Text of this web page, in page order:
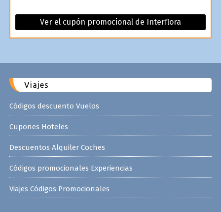
Ver el cupón promocional de Interflora
Viajes
Códigos descuento Vuelos
Cupones Hoteles
Descuentos Alquiler Coches
Códigos promocionales Experiencias
Viajes Códigos Promocionales